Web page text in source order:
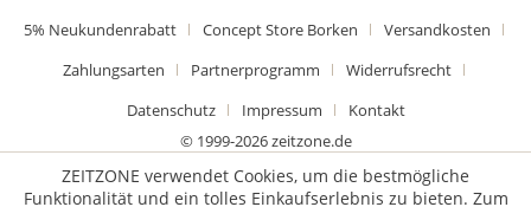
5% Neukundenrabatt Concept Store Borken
Versandkosten
Zahlungsarten
Partnerprogramm
Widerrufsrecht
Datenschutz
Impressum
Kontakt
© 1999-2026 zeitzone.de
ZEITZONE verwendet Cookies, um die bestmögliche
Funktionalität und ein tolles Einkaufserlebnis zu bieten. Zum